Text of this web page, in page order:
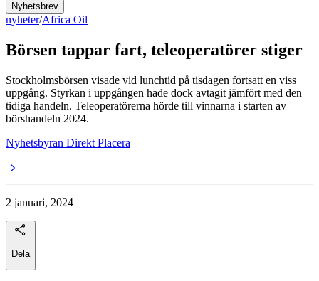
Nyhetsbrev
nyheter/Africa Oil
Börsen tappar fart, teleoperatörer stiger
Stockholmsbörsen visade vid lunchtid på tisdagen fortsatt en viss
uppgång. Styrkan i uppgången hade dock avtagit jämfört med den
tidiga handeln. Teleoperatörerna hörde till vinnarna i starten av
börshandeln 2024.
Nyhetsbyran Direkt Placera
2 januari, 2024
Dela